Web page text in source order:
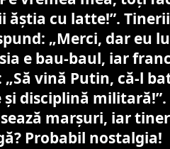
ăștia cu latte!”.
„Merci, dar eu
e bau-baul, iar
„Să vină Putin, că-l
disciplină militară!”.
marșuri, iar
Probabil nostalgia!